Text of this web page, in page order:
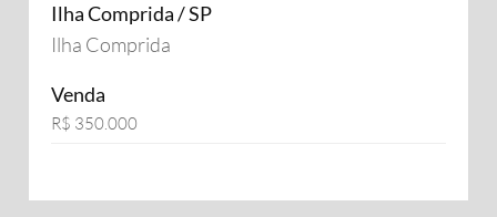
Ilha Comprida / SP
Ilha Comprida
Venda
R$ 350.000